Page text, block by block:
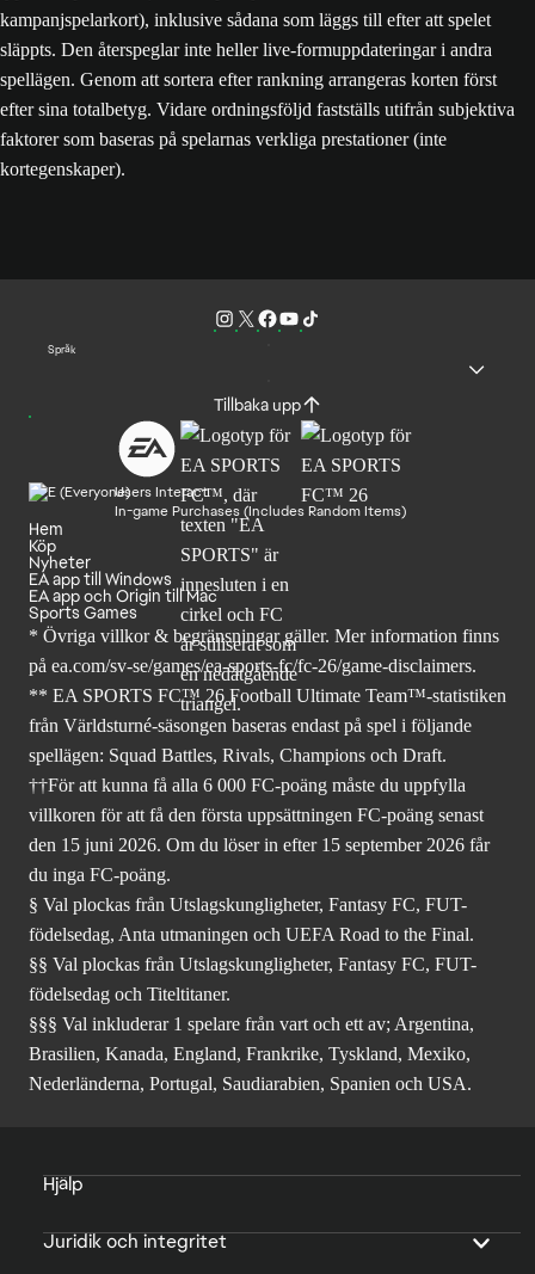
kampanjspelarkort), inklusive sådana som läggs till efter att spelet
släppts. Den återspeglar inte heller live-formuppdateringar i andra
spellägen. Genom att sortera efter rankning arrangeras korten först
efter sina totalbetyg. Vidare ordningsföljd fastställs utifrån subjektiva
faktorer som baseras på spelarnas verkliga prestationer (inte
kortegenskaper).
Språk
Tillbaka upp
Users Interact
In-game Purchases (Includes Random Items)
Hem
Köp
Nyheter
EA app till Windows
EA app och Origin till Mac
Sports Games
* Övriga villkor & begränsningar gäller. Merinformation finns
på ea.com/sv-se/games/ea-sports-fc/fc-26/game-disclaimers.
** EA SPORTS FC™ 26 Football Ultimate Team™-statistiken
från Världsturné-säsongen baseras endast på spel i följande
spellägen: Squad Battles, Rivals, Champions och Draft.
††För att kunna få alla 6 000 FC-poäng måste du uppfylla
villkoren för att få den första uppsättningen FC-poäng senast
den 15 juni 2026. Om du löser in efter 15 september 2026 får
du inga FC-poäng.
§ Val plockas från Utslagskungligheter, Fantasy FC, FUT-
födelsedag, Anta utmaningen och UEFA Road to the Final.
§§ Val plockas från Utslagskungligheter, Fantasy FC, FUT-
födelsedag och Titeltitaner.
§§§ Val inkluderar 1 spelare från vart och ett av; Argentina,
Brasilien, Kanada, England, Frankrike, Tyskland, Mexiko,
Nederländerna, Portugal, Saudiarabien, Spanien och USA.
Hjälp
Juridik och integritet